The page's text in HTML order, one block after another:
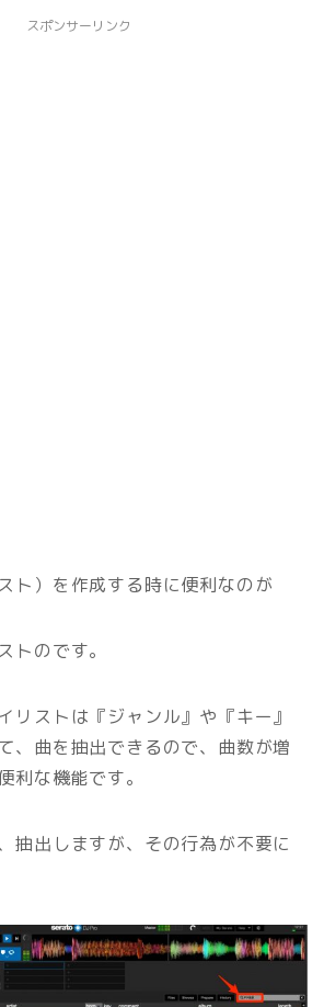
スポンサーリンク
ト）を作成する時に便利なのが
トのです。
リストは『ジャンル』や『キー』
、曲を抽出できるので、曲数が増
利な機能です。
抽出しますが、その行為が不要に